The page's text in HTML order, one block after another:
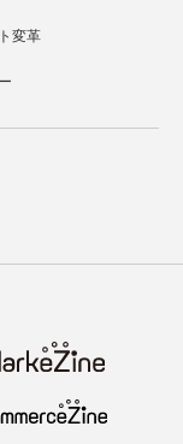
変革